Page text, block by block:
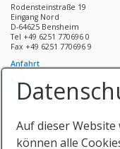
Rodensteinstraße 19
Eingang Nord
D-64625 Bensheim
Tel +49 6251 770696 0
Fax +49 6251 770696 9
Anfahrt
KIM
Auf dieser Website
können alle